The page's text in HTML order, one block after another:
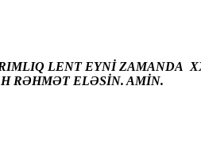
LENT EYNİ
RƏHMƏT ELƏSİN. AMİN.